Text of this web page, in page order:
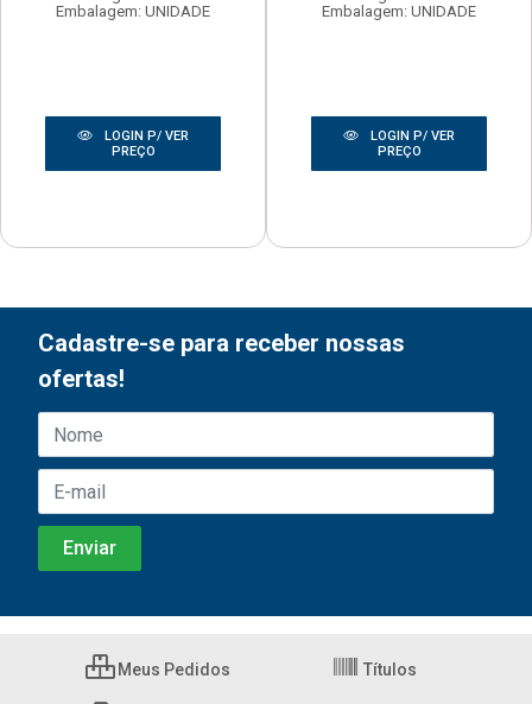
Embalagem: UNIDADE
LOGIN P/ VER
PREÇO
Embalagem: UNIDADE
LOGIN P/ VER
PREÇO
Cadastre-se para receber nossas
ofertas!
Meus Pedidos Títulos